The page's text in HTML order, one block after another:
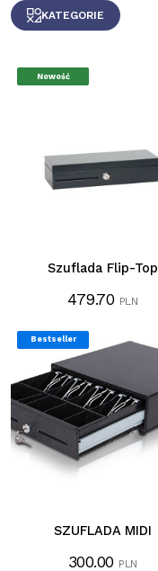
KATEGORIE
Nowość
Szuflada Flip-Top
479.70 PLN
Bestseller
SZUFLADA MIDI
300.00 PLN